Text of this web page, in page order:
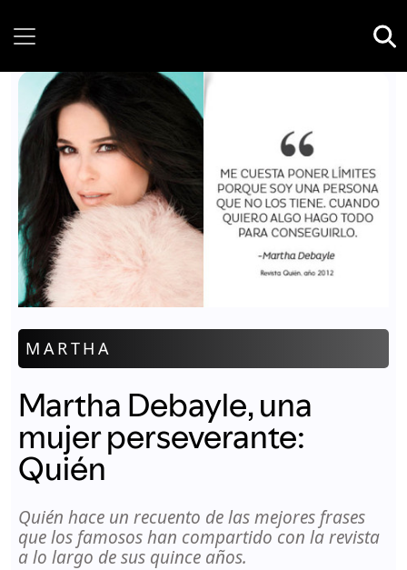
MARTHA
Martha Debayle, una
mujer perseverante:
Quién
Quién hace un recuento de las mejores frases
que los famosos han compartido con la revista
a lo largo de sus quince años.